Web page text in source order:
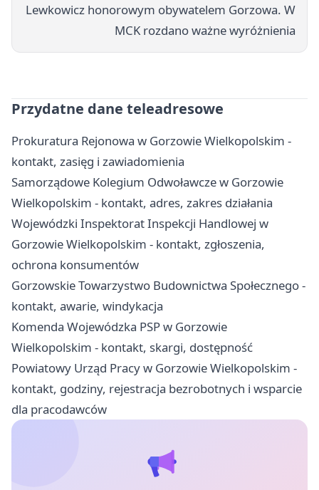
Lewkowicz honorowym obywatelem Gorzowa. W
MCK rozdano ważne wyróżnienia
Przydatne dane teleadresowe
Prokuratura Rejonowa w Gorzowie Wielkopolskim -
kontakt, zasięg i zawiadomienia
Samorządowe Kolegium Odwoławcze w Gorzowie
Wielkopolskim - kontakt, adres, zakres działania
Wojewódzki Inspektorat Inspekcji Handlowej w
Gorzowie Wielkopolskim - kontakt, zgłoszenia,
ochrona konsumentów
Gorzowskie Towarzystwo Budownictwa Społecznego -
kontakt, awarie, windykacja
Komenda Wojewódzka PSP w Gorzowie
Wielkopolskim - kontakt, skargi, dostępność
Powiatowy Urząd Pracy w Gorzowie Wielkopolskim -
kontakt, godziny, rejestracja bezrobotnych i wsparcie
dla pracodawców